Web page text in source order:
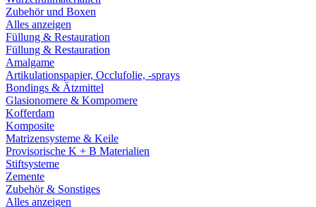
Zubehör und Boxen
Alles anzeigen
Füllung & Restauration
Füllung & Restauration
Amalgame
Artikulationspapier, Occlufolie, -sprays
Bondings & Ätzmittel
Glasionomere & Kompomere
Kofferdam
Komposite
Matrizensysteme & Keile
Provisorische K + B Materialien
Stiftsysteme
Zemente
Zubehör & Sonstiges
Alles anzeigen